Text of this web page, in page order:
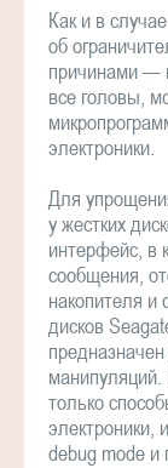
Как и в
об
причинами —
все головы,
электроники.
Для
у жестких
интерфейс, в
сообщения,
накопителя
дисков
только
debug mode и